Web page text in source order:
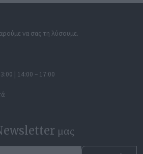
να σας τη λύσουμε.
| 14:00 – 17:00
μας